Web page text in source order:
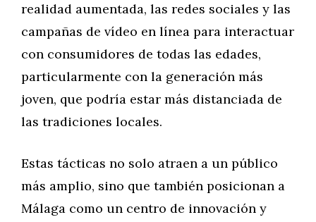
realidad aumentada, las redes sociales y las
campañas de vídeo en línea para interactuar
con consumidores de todas las edades,
particularmente con la generación más
joven, que podría estar más distanciada de
las tradiciones locales.
Estas tácticas no solo atraen a un público
más amplio, sino que también posicionan a
Málaga como un centro de innovación y